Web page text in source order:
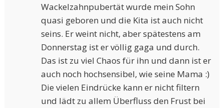
Wackelzahnpubertät wurde mein Sohn
quasi geboren und die Kita ist auch nicht
seins. Er weint nicht, aber spätestens am
Donnerstag ist er völlig gaga und durch.
Das ist zu viel Chaos für ihn und dann ist er
auch noch hochsensibel, wie seine Mama :)
Die vielen Eindrücke kann er nicht filtern
und lädt zu allem Überfluss den Frust bei